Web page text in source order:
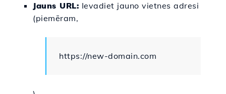
Jauns URL: Ievadiet jauno vietnes adresi
(piemēram,
https://new-domain.com